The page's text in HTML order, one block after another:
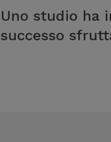
Uno studio ha
successo